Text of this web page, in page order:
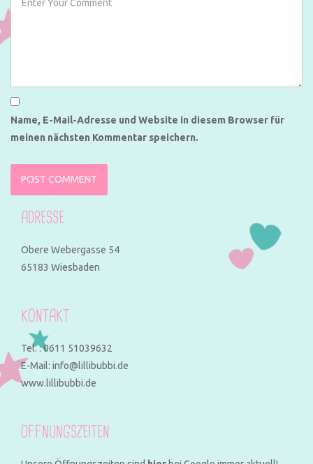
Name, E-Mail-Adresse und Website in diesem Browser für
meinen nächsten Kommentar speichern.
ADRESSE
Obere Webergasse 54
65183 Wiesbaden
KONTAKT
Tel. : 0611 51039632
E-Mail: info@lillibubbi.de
www.lillibubbi.de
ÖFFNUNGSZEITEN